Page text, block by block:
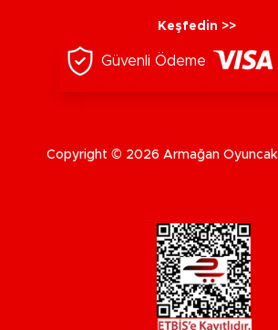
Keşfedin >>
Güvenli Ödeme
Copyright © 2026 Armağan